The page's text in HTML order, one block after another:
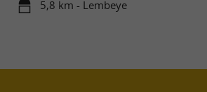
5,8 km - Lembeye